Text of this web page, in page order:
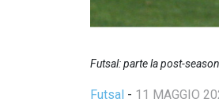
Futsal: parte la post-
Futsal - 11 MAGGIO